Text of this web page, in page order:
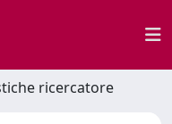
ricercatore